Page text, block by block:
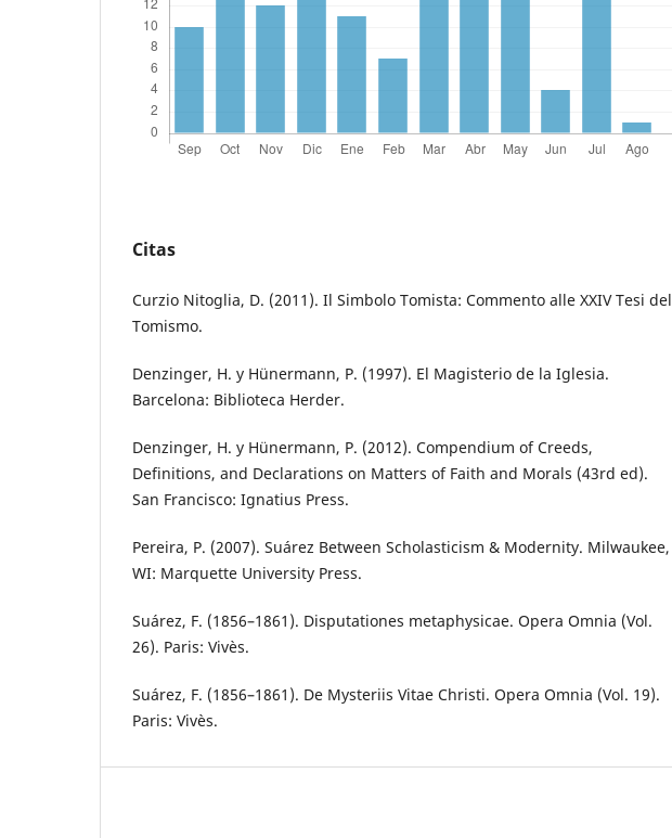
Citas
Curzio Nitoglia, D. (2011). Il Simbolo Tomista: Commento alle XXIV Tesi del
Tomismo.
Denzinger, H. y Hünermann, P. (1997). El Magisterio de la Iglesia.
Barcelona: Biblioteca Herder.
Denzinger, H. y Hünermann, P. (2012). Compendium of Creeds,
Definitions, and Declarations on Matters of Faith and Morals (43rd ed).
San Francisco: Ignatius Press.
Pereira, P. (2007). Suárez Between Scholasticism & Modernity. Milwaukee,
WI: Marquette University Press.
Suárez, F. (1856–1861). Disputationes metaphysicae. Opera Omnia (Vol.
26). Paris: Vivès.
Suárez, F. (1856–1861). De Mysteriis Vitae Christi. Opera Omnia (Vol. 19).
Paris: Vivès.